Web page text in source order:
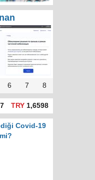
6 7 8
TRY1,6598
Covid-19